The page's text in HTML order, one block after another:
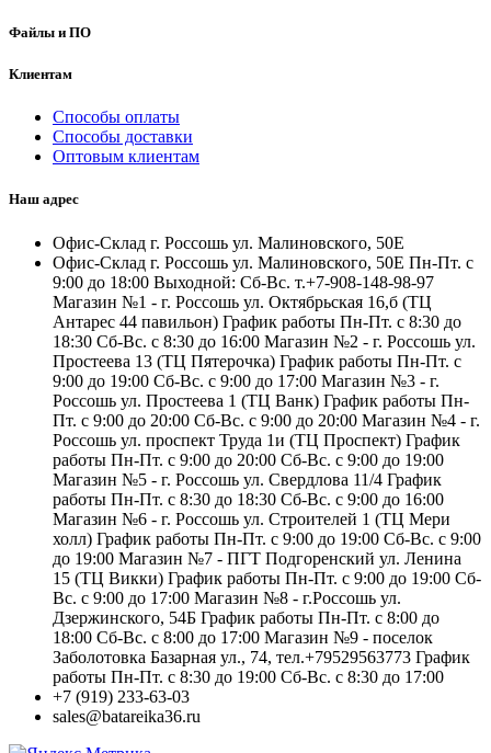
Файлы и ПО
Клиентам
Способы оплаты
Способы доставки
Оптовым клиентам
Наш адрес
Офис-Склад г. Россошь ул. Малиновского, 50Е
Офис-Склад г. Россошь ул. Малиновского, 50Е Пн-Пт. с
9:00 до 18:00 Выходной: Сб-Вс. т.+7-908-148-98-97
Магазин №1 - г. Россошь ул. Октябрьская 16,б (ТЦ
Антарес 44 павильон) График работы Пн-Пт. с 8:30 до
18:30 Сб-Вс. с 8:30 до 16:00 Магазин №2 - г. Россошь ул.
Простеева 13 (ТЦ Пятерочка) График работы Пн-Пт. с
9:00 до 19:00 Сб-Вс. с 9:00 до 17:00 Магазин №3 - г.
Россошь ул. Простеева 1 (ТЦ Ванк) График работы Пн-
Пт. с 9:00 до 20:00 Сб-Вс. с 9:00 до 20:00 Магазин №4 - г.
Россошь ул. проспект Труда 1и (ТЦ Проспект) График
работы Пн-Пт. с 9:00 до 20:00 Сб-Вс. с 9:00 до 19:00
Магазин №5 - г. Россошь ул. Свердлова 11/4 График
работы Пн-Пт. с 8:30 до 18:30 Сб-Вс. с 9:00 до 16:00
Магазин №6 - г. Россошь ул. Строителей 1 (ТЦ Мери
холл) График работы Пн-Пт. с 9:00 до 19:00 Сб-Вс. с 9:00
до 19:00 Магазин №7 - ПГТ Подгоренский ул. Ленина
15 (ТЦ Викки) График работы Пн-Пт. с 9:00 до 19:00 Сб-
Вс. с 9:00 до 17:00 Магазин №8 - г.Россошь ул.
Дзержинского, 54Б График работы Пн-Пт. с 8:00 до
18:00 Сб-Вс. с 8:00 до 17:00 Магазин №9 - поселок
Заболотовка Базарная ул., 74, тел.+79529563773 График
работы Пн-Пт. с 8:30 до 19:00 Сб-Вс. с 8:30 до 17:00
+7 (919) 233-63-03
sales@batareika36.ru